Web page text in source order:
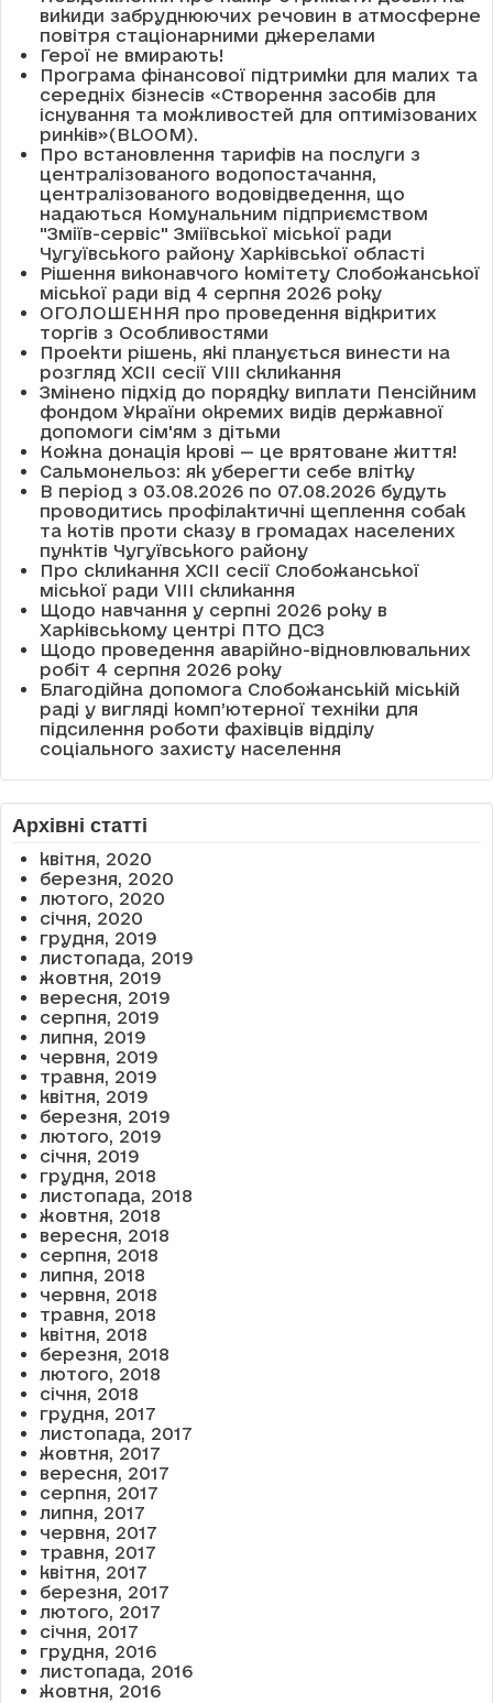
викиди забруднюючих речовин в атмосферне
повітря стаціонарними джерелами
Герої не вмирають!
Програма фінансової підтримки для малих та
середніх бізнесів «Створення засобів для
існування та можливостей для оптимізованих
ринків»(BLOOM).
Про встановлення тарифів на послуги з
централізованого водопостачання,
централізованого водовідведення, що
надаються Комунальним підприємством
"Зміїв-сервіс" Зміївської міської ради
Чугуївського району Харківської області
Рішення виконавчого комітету Слобожанської
міської ради від 4 серпня 2026 року
ОГОЛОШЕННЯ про проведення відкритих
торгів з Особливостями
Проекти рішень, які планується винести на
розгляд XCII сесії VІІІ скликання
Змінено підхід до порядку виплати Пенсійним
фондом України окремих видів державної
допомоги сім'ям з дітьми
Кожна донація крові — це врятоване життя!
Сальмонельоз: як уберегти себе влітку
В період з 03.08.2026 по 07.08.2026 будуть
проводитись профілактичні щеплення собак
та котів проти сказу в громадах населених
пунктів Чугуївського району
Про скликання XCII сесії Слобожанської
міської ради VIII скликання
Щодо навчання у серпні 2026 року в
Харківському центрі ПТО ДСЗ
Щодо проведення аварійно-відновлювальних
робіт 4 серпня 2026 року
Благодійна допомога Слобожанській міській
раді у вигляді комп’ютерної техніки для
підсилення роботи фахівців відділу
соціального захисту населення
Архівні статті
квітня, 2020
березня, 2020
лютого, 2020
січня, 2020
грудня, 2019
листопада, 2019
жовтня, 2019
вересня, 2019
серпня, 2019
липня, 2019
червня, 2019
травня, 2019
квітня, 2019
березня, 2019
лютого, 2019
січня, 2019
грудня, 2018
листопада, 2018
жовтня, 2018
вересня, 2018
серпня, 2018
липня, 2018
червня, 2018
травня, 2018
квітня, 2018
березня, 2018
лютого, 2018
січня, 2018
грудня, 2017
листопада, 2017
жовтня, 2017
вересня, 2017
серпня, 2017
липня, 2017
червня, 2017
травня, 2017
квітня, 2017
березня, 2017
лютого, 2017
січня, 2017
грудня, 2016
листопада, 2016
жовтня, 2016